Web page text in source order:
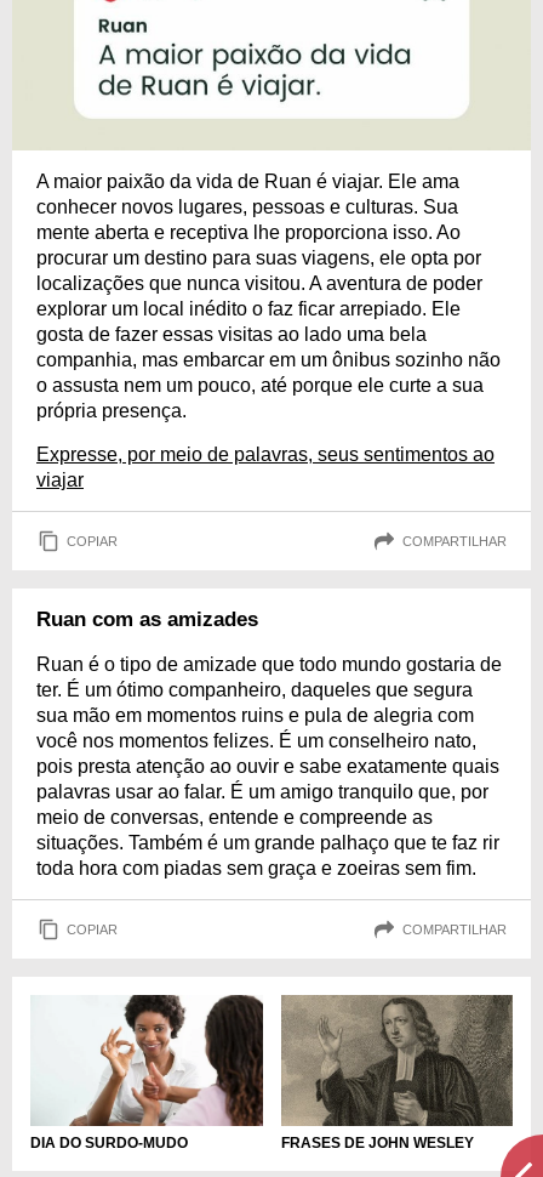
A maior paixão da vida de Ruan é viajar. Ele ama
conhecer novos lugares, pessoas e culturas. Sua
mente aberta e receptiva lhe proporciona isso. Ao
procurar um destino para suas viagens, ele opta por
localizações que nunca visitou. A aventura de poder
explorar um local inédito o faz ficar arrepiado. Ele
gosta de fazer essas visitas ao lado uma bela
companhia, mas embarcar em um ônibus sozinho não
o assusta nem um pouco, até porque ele curte a sua
própria presença.
Expresse, por meio de palavras, seus sentimentos ao
viajar
COPIAR COMPARTILHAR
Ruan com as amizades
Ruan é o tipo de amizade que todo mundo gostaria de
ter. É um ótimo companheiro, daqueles que segura
sua mão em momentos ruins e pula de alegria com
você nos momentos felizes. É um conselheiro nato,
pois presta atenção ao ouvir e sabe exatamente quais
palavras usar ao falar. É um amigo tranquilo que, por
meio de conversas, entende e compreende as
situações. Também é um grande palhaço que te faz rir
toda hora com piadas sem graça e zoeiras sem fim.
COPIAR COMPARTILHAR
DIA DO SURDO-MUDO FRASES DE JOHN WESLEY